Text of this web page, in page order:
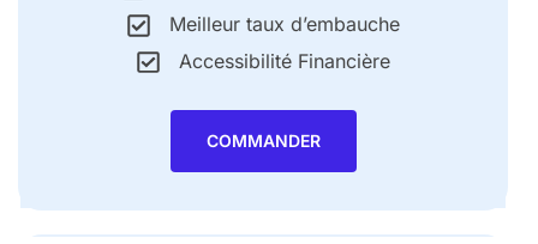
Meilleur taux d’embauche
Accessibilité Financière
COMMANDER